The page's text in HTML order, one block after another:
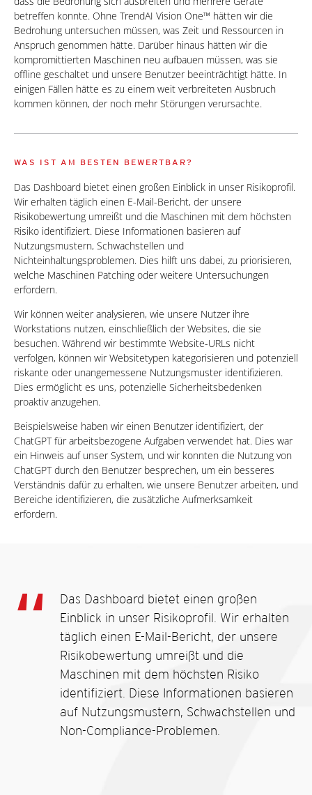
betreffen konnte. Ohne TrendAI Vision One™ hätten wir die
Bedrohung untersuchen müssen, was Zeit und Ressourcen in
Anspruch genommen hätte. Darüber hinaus hätten wir die
kompromittierten Maschinen neu aufbauen müssen, was sie
offline geschaltet und unsere Benutzer beeinträchtigt hätte. In
einigen Fällen hätte es zu einem weit verbreiteten Ausbruch
kommen können, der noch mehr Störungen verursachte.
WAS IST AM BESTEN BEWERTBAR?
Das Dashboard bietet einen großen Einblick in unser Risikoprofil.
Wir erhalten täglich einen E-Mail-Bericht, der unsere
Risikobewertung umreißt und die Maschinen mit dem höchsten
Risiko identifiziert. Diese Informationen basieren auf
Nutzungsmustern, Schwachstellen und
Nichteinhaltungsproblemen. Dies hilft uns dabei, zu priorisieren,
welche Maschinen Patching oder weitere Untersuchungen
erfordern.
Wir können weiter analysieren, wie unsere Nutzer ihre
Workstations nutzen, einschließlich der Websites, die sie
besuchen. Während wir bestimmte Website-URLs nicht
verfolgen, können wir Websitetypen kategorisieren und potenziell
riskante oder unangemessene Nutzungsmuster identifizieren.
Dies ermöglicht es uns, potenzielle Sicherheitsbedenken
proaktiv anzugehen.
Beispielsweise haben wir einen Benutzer identifiziert, der
ChatGPT für arbeitsbezogene Aufgaben verwendet hat. Dies war
ein Hinweis auf unser System, und wir konnten die Nutzung von
ChatGPT durch den Benutzer besprechen, um ein besseres
Verständnis dafür zu erhalten, wie unsere Benutzer arbeiten, und
Bereiche identifizieren, die zusätzliche Aufmerksamkeit
erfordern.
Das Dashboard bietet einen großen
Einblick in unser Risikoprofil. Wir erhalten
täglich einen E-Mail-Bericht, der unsere
Risikobewertung umreißt und die
Maschinen mit dem höchsten Risiko
identifiziert. Diese Informationen basieren
auf Nutzungsmustern, Schwachstellen und
Non-Compliance-Problemen.